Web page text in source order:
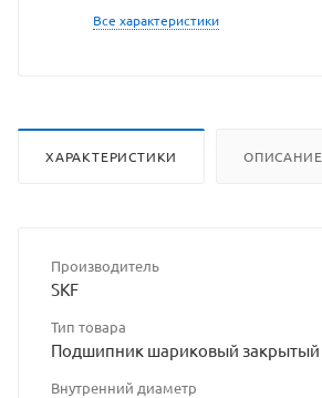
Все характеристики
ХАРАКТЕРИСТИКИ ОПИСАНИЕ
Производитель
SKF
Тип товара
Подшипник шариковый закрытый
Внутренний диаметр